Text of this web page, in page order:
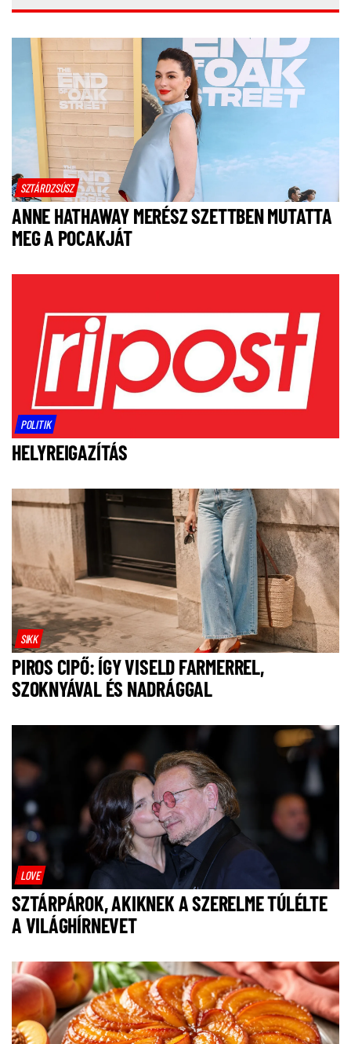
SZTÁRDZSÚSZ
ANNE HATHAWAY MERÉSZ SZETTBEN MUTATTA
MEG A POCAKJÁT
POLITIK
HELYREIGAZÍTÁS
SIKK
PIROS CIPŐ: ÍGY VISELD FARMERREL,
SZOKNYÁVAL ÉS NADRÁGGAL
LOVE
SZTÁRPÁROK, AKIKNEK A SZERELME TÚLÉLTE
A VILÁGHÍRNEVET